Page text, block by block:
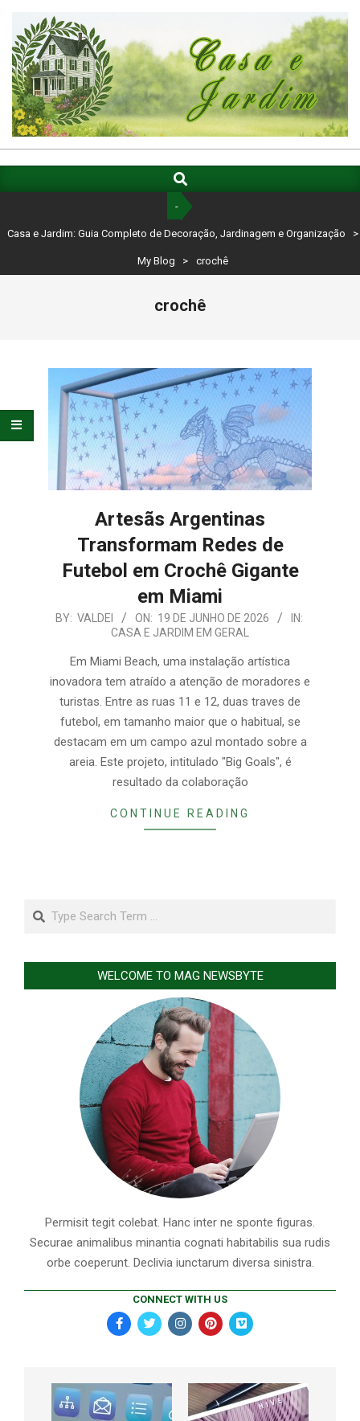
content
CASA
E
GUIA
COMPLETO
DECORAÇÃO,
ORGANIZAÇÃO
Navigation
Search
-
Casa e Jardim: Guia Completo de Decoração, Jardinagem e Organização >
My Blog > crochê
crochê
Artesãs Argentinas
Transformam Redes de
Futebol em Crochê Gigante
em Miami
2026-
BY: VALDEI ON: 19 DE JUNHO DE 2026
IN:
CASA E JARDIM EM GERAL
Em Miami Beach, uma instalação artística
inovadora tem atraído a atenção de moradores e
turistas. Entre as ruas 11 e 12, duas traves de
futebol, em tamanho maior que o habitual, se
destacam em um campo azul montado sobre a
areia. Este projeto, intitulado "Big Goals", é
resultado da colaboração
CONTINUE READING
Search
WELCOME TO MAG NEWSBYTE
Permisit tegit colebat. Hanc inter ne sponte figuras.
Securae animalibus minantia cognati habitabilis sua rudis
orbe coeperunt. Declivia iunctarum diversa sinistra.
CONNECT WITH US